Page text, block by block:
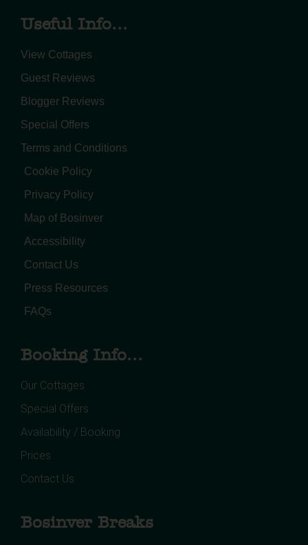
Useful Info...
View Cottages
Guest Reviews
Blogger Reviews
Special Offers
Terms and Conditions
Cookie Policy
Privacy Policy
Map of Bosinver
Accessibility
Contact Us
Press Resources
FAQs
Booking Info...
Our Cottages
Special Offers
Availability / Booking
Prices
Contact Us
Bosinver Breaks